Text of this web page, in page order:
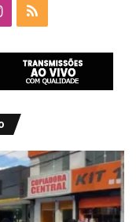
Instagram
RSS